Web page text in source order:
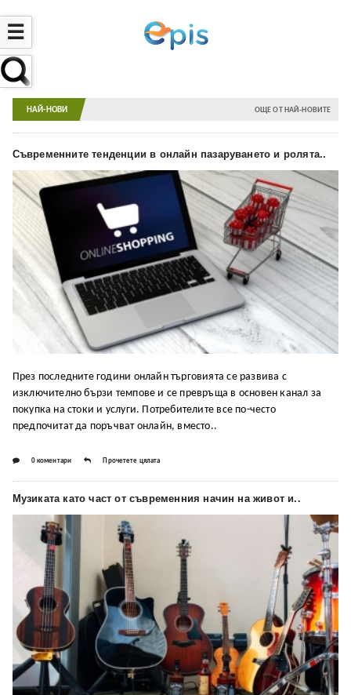
☰
НАЙ-НОВИ ОЩЕ ОТ НАЙ-НОВИТЕ
Съвременните тенденции в онлайн пазаруването и ролята..
През последните години онлайн търговията се развива с
изключително бързи темпове и се превръща в основен канал за
покупка на стоки и услуги. Потребителите все по-често
предпочитат да поръчват онлайн, вместо..
0 коментари Прочетете цялата
Музиката като част от съвременния начин на живот и..